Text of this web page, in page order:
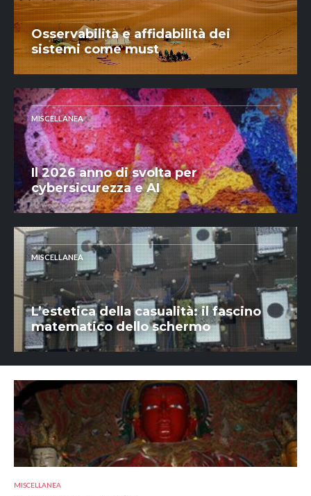
Osservabilità e affidabilità dei
sistemi come must
MISCELLANEA
Il 2026 anno di svolta per
cybersicurezza e AI
MISCELLANEA
L’estetica della casualità: il fascino
matematico dello schermo
MISCELLANEA